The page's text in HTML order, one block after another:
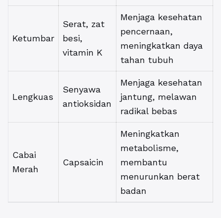
Ketumbar
Serat, zat
besi,
vitamin K
Menjaga kesehatan
pencernaan,
meningkatkan daya
tahan tubuh
Lengkuas
Senyawa
antioksidan
Menjaga kesehatan
jantung, melawan
radikal bebas
Cabai
Merah
Capsaicin
Meningkatkan
metabolisme,
membantu
menurunkan berat
badan